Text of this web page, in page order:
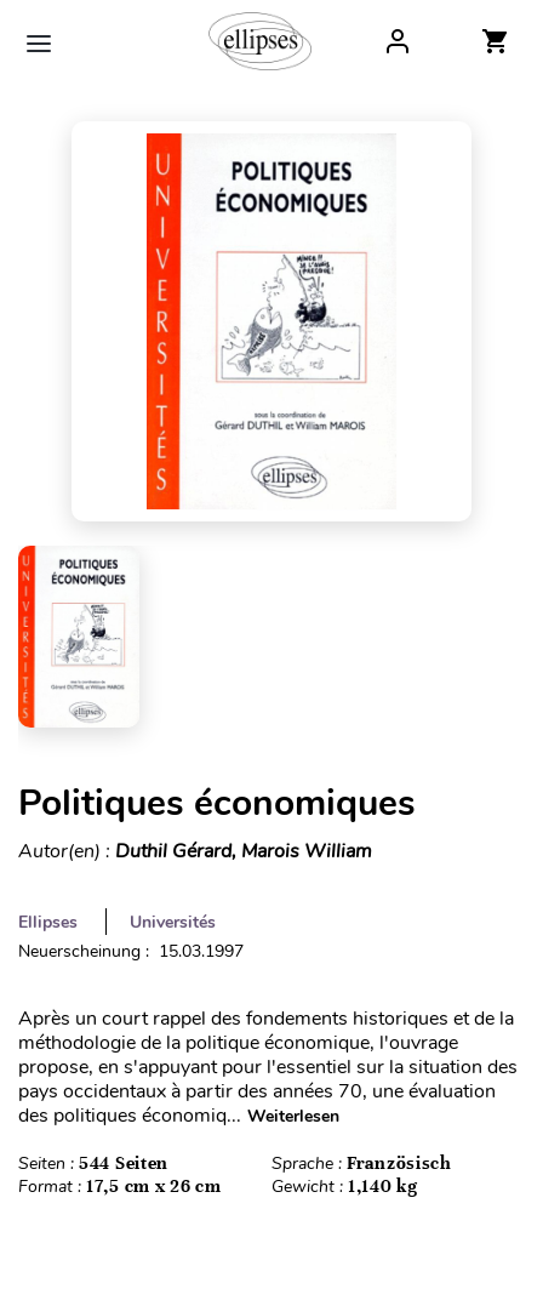
Politiques économiques
Autor(en) : Duthil Gérard, Marois William
Ellipses
Universités
Neuerscheinung : 15.03.1997
Après un court rappel des fondements historiques et de la
méthodologie de la politique économique, l'ouvrage
propose, en s'appuyant pour l'essentiel sur la situation des
pays occidentaux à partir des années 70, une évaluation
des politiques économiq... Weiterlesen
Seiten : 544 Seiten Sprache : Französisch
Format : 17,5 cm x 26 cm Gewicht : 1,140 kg